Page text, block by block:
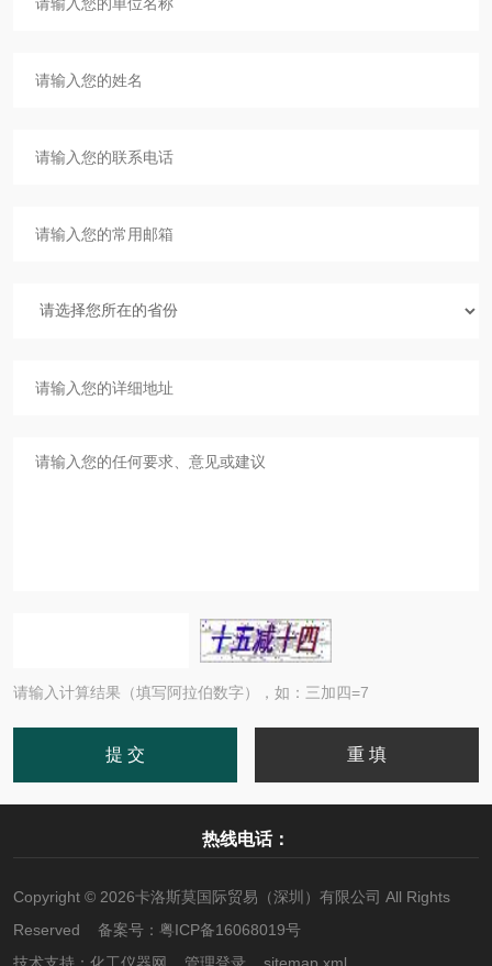
请输入计算结果（填写阿拉伯数字），如：三加四=7
热线电话：
Copyright © 2026卡洛斯莫国际贸易（深圳）有限公司 All Rights
Reserved 备案号： 粤ICP备16068019号